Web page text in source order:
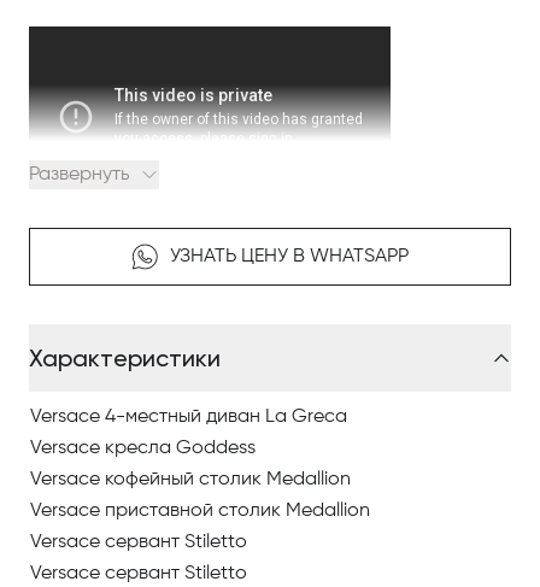
творческого союза Донателлы Версаче, Роберто
Паломбо и Людовики Серафини — по-новому
инсталляционного пространства.
Красный цвет, выраженный в коллекции в различных
оттенках тканей, кожи, драгоценных шелков и
жаккардов, отражается на всей экспозиции.
Графические работы и светодиодные стены создают
сказочный сценарий с непрерывным переходом
между искусством и дизайном.
Развернуть
УЗНАТЬ ЦЕНУ В WHATSAPP
Характеристики
Versace 4-местный диван La Greca
Versace кресла Goddess
Versace кофейный столик Medallion
Versace приставной столик Medallion
Versace сервант Stiletto
Versace сервант Stiletto